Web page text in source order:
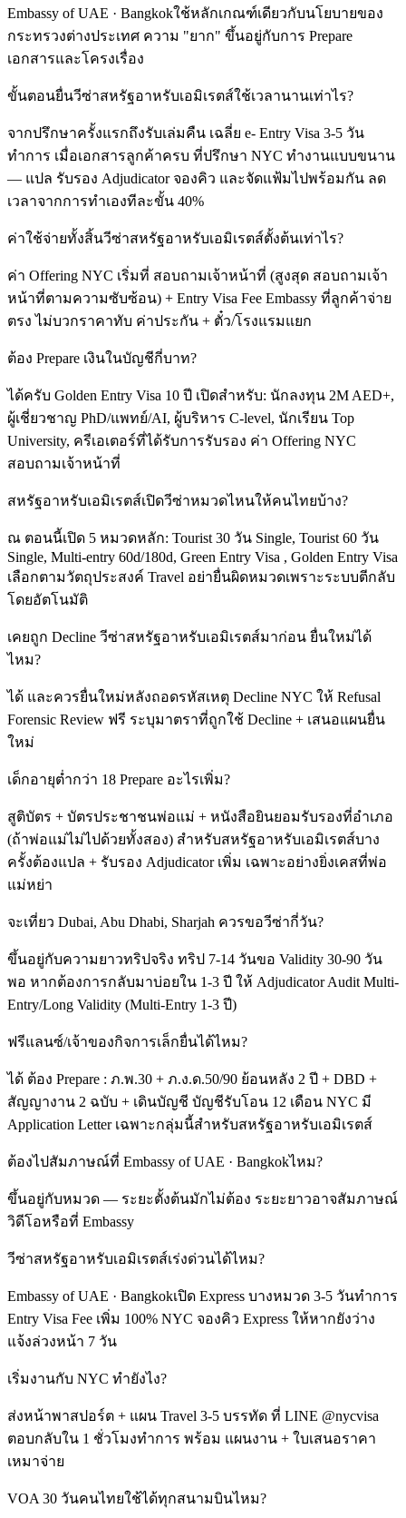
Embassy of UAE · Bangkokใช้หลักเกณฑ์เดียวกับนโยบายของ
กระทรวงต่างประเทศ ความ "ยาก" ขึ้นอยู่กับการ Prepare
เอกสารและโครงเรื่อง
ขั้นตอนยื่นวีซ่าสหรัฐอาหรับเอมิเรตส์ใช้เวลานานเท่าไร?
จากปรึกษาครั้งแรกถึงรับเล่มคืน เฉลี่ย e- Entry Visa 3-5 วัน
ทำการ เมื่อเอกสารลูกค้าครบ ที่ปรึกษา NYC ทำงานแบบขนาน
— แปล รับรอง Adjudicator จองคิว และจัดแฟ้มไปพร้อมกัน ลด
เวลาจากการทำเองทีละขั้น 40%
ค่าใช้จ่ายทั้งสิ้นวีซ่าสหรัฐอาหรับเอมิเรตส์ตั้งต้นเท่าไร?
ค่า Offering NYC เริ่มที่ สอบถามเจ้าหน้าที่ (สูงสุด สอบถามเจ้า
หน้าที่ตามความซับซ้อน) + Entry Visa Fee Embassy ที่ลูกค้าจ่าย
ตรง ไม่บวกราคาทับ ค่าประกัน + ตั๋ว/โรงแรมแยก
ต้อง Prepare เงินในบัญชีกี่บาท?
ได้ครับ Golden Entry Visa 10 ปี เปิดสำหรับ: นักลงทุน 2M AED+,
ผู้เชี่ยวชาญ PhD/แพทย์/AI, ผู้บริหาร C-level, นักเรียน Top
University, ครีเอเตอร์ที่ได้รับการรับรอง ค่า Offering NYC
สอบถามเจ้าหน้าที่
สหรัฐอาหรับเอมิเรตส์เปิดวีซ่าหมวดไหนให้คนไทยบ้าง?
ณ ตอนนี้เปิด 5 หมวดหลัก: Tourist 30 วัน Single, Tourist 60 วัน
Single, Multi-entry 60d/180d, Green Entry Visa , Golden Entry Visa
เลือกตามวัตถุประสงค์ Travel อย่ายื่นผิดหมวดเพราะระบบตีกลับ
โดยอัตโนมัติ
เคยถูก Decline วีซ่าสหรัฐอาหรับเอมิเรตส์มาก่อน ยื่นใหม่ได้
ไหม?
ได้ และควรยื่นใหม่หลังถอดรหัสเหตุ Decline NYC ให้ Refusal
Forensic Review ฟรี ระบุมาตราที่ถูกใช้ Decline + เสนอแผนยื่น
ใหม่
เด็กอายุต่ำกว่า 18 Prepare อะไรเพิ่ม?
สูติบัตร + บัตรประชาชนพ่อแม่ + หนังสือยินยอมรับรองที่อำเภอ
(ถ้าพ่อแม่ไม่ไปด้วยทั้งสอง) สำหรับสหรัฐอาหรับเอมิเรตส์บาง
ครั้งต้องแปล + รับรอง Adjudicator เพิ่ม เฉพาะอย่างยิ่งเคสที่พ่อ
แม่หย่า
จะเที่ยว Dubai, Abu Dhabi, Sharjah ควรขอวีซ่ากี่วัน?
ขึ้นอยู่กับความยาวทริปจริง ทริป 7-14 วันขอ Validity 30-90 วัน
พอ หากต้องการกลับมาบ่อยใน 1-3 ปี ให้ Adjudicator Audit Multi-
Entry/Long Validity (Multi-Entry 1-3 ปี)
ฟรีแลนซ์/เจ้าของกิจการเล็กยื่นได้ไหม?
ได้ ต้อง Prepare : ภ.พ.30 + ภ.ง.ด.50/90 ย้อนหลัง 2 ปี + DBD +
สัญญางาน 2 ฉบับ + เดินบัญชี บัญชีรับโอน 12 เดือน NYC มี
Application Letter เฉพาะกลุ่มนี้สำหรับสหรัฐอาหรับเอมิเรตส์
ต้องไปสัมภาษณ์ที่ Embassy of UAE · Bangkokไหม?
ขึ้นอยู่กับหมวด — ระยะตั้งต้นมักไม่ต้อง ระยะยาวอาจสัมภาษณ์
วิดีโอหรือที่ Embassy
วีซ่าสหรัฐอาหรับเอมิเรตส์เร่งด่วนได้ไหม?
Embassy of UAE · Bangkokเปิด Express บางหมวด 3-5 วันทำการ
Entry Visa Fee เพิ่ม 100% NYC จองคิว Express ให้หากยังว่าง
แจ้งล่วงหน้า 7 วัน
เริ่มงานกับ NYC ทำยังไง?
ส่งหน้าพาสปอร์ต + แผน Travel 3-5 บรรทัด ที่ LINE @nycvisa
ตอบกลับใน 1 ชั่วโมงทำการ พร้อม แผนงาน + ใบเสนอราคา
เหมาจ่าย
VOA 30 วันคนไทยใช้ได้ทุกสนามบินไหม?